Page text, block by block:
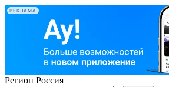
РЕКЛАМА
Регион Россия